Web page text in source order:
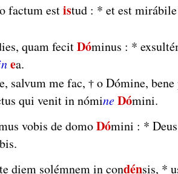
factum estistud : * et est
quam fecitDóminus : *
ea.
salvum me fac, † o Dómine, bene
qui venit in nómineDómini.
vobis de domoDómini : *
bis.
diem solémnem in condénsis, *